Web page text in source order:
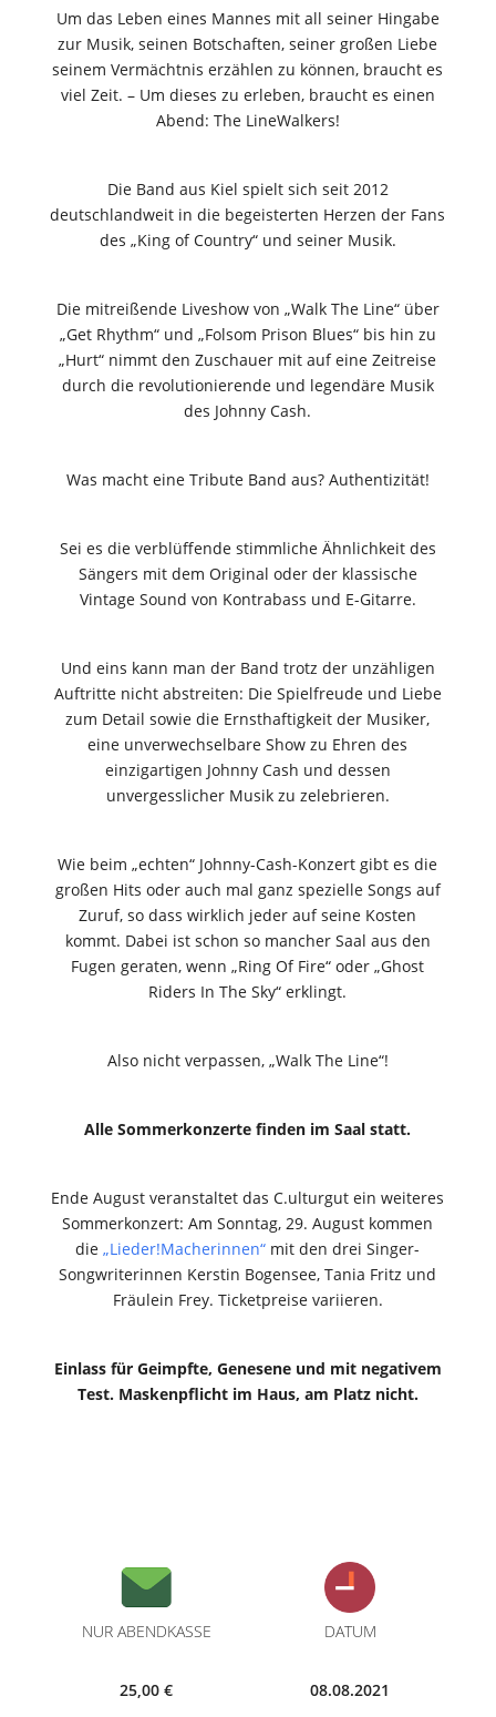
Um das Leben eines Mannes mit all seiner Hingabe
zur Musik, seinen Botschaften, seiner großen Liebe
seinem Vermächtnis erzählen zu können, braucht es
viel Zeit. – Um dieses zu erleben, braucht es einen
Abend: The LineWalkers!
Die Band aus Kiel spielt sich seit 2012
deutschlandweit in die begeisterten Herzen der Fans
des „King of Country“ und seiner Musik.
Die mitreißende Liveshow von „Walk The Line“ über
„Get Rhythm“ und „Folsom Prison Blues“ bis hin zu
„Hurt“ nimmt den Zuschauer mit auf eine Zeitreise
durch die revolutionierende und legendäre Musik
des Johnny Cash.
Was macht eine Tribute Band aus? Authentizität!
Sei es die verblüffende stimmliche Ähnlichkeit des
Sängers mit dem Original oder der klassische
Vintage Sound von Kontrabass und E-Gitarre.
Und eins kann man der Band trotz der unzähligen
Auftritte nicht abstreiten: Die Spielfreude und Liebe
zum Detail sowie die Ernsthaftigkeit der Musiker,
eine unverwechselbare Show zu Ehren des
einzigartigen Johnny Cash und dessen
unvergesslicher Musik zu zelebrieren.
Wie beim „echten“ Johnny-Cash-Konzert gibt es die
großen Hits oder auch mal ganz spezielle Songs auf
Zuruf, so dass wirklich jeder auf seine Kosten
kommt. Dabei ist schon so mancher Saal aus den
Fugen geraten, wenn „Ring Of Fire“ oder „Ghost
Riders In The Sky“ erklingt.
Also nicht verpassen, „Walk The Line“!
Alle Sommerkonzerte finden im Saal statt.
Ende August veranstaltet das C.ulturgut ein weiteres
Sommerkonzert: Am Sonntag, 29. August kommen
die„Lieder!Macherinnen“ mit den drei Singer-
Songwriterinnen Kerstin Bogensee, Tania Fritz und
Fräulein Frey. Ticketpreise variieren.
Einlass für Geimpfte, Genesene und mit negativem
Test. Maskenpflicht im Haus, am Platz nicht.
NUR ABENDKASSE
25,00 €
DATUM
08.08.2021